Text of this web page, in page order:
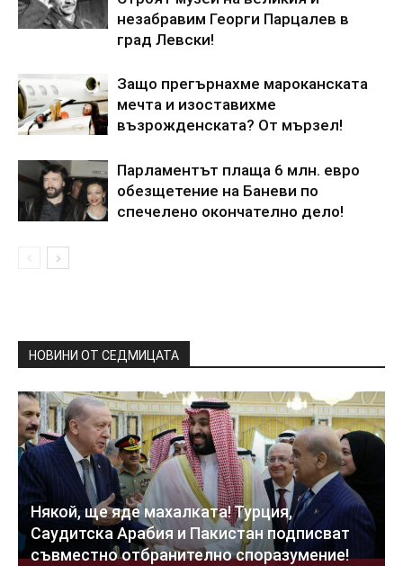
незабравим Георги Парцалев в
град Левски!
Защо прегърнахме мароканската
мечта и изоставихме
възрожденската? От мързел!
Парламентът плаща 6 млн. евро
обезщетение на Баневи по
спечелено окончателно дело!
НОВИНИ ОТ СЕДМИЦАТА
Някой, ще яде махалката! Турция,
Саудитска Арабия и Пакистан подписват
съвместно отбранително споразумение!